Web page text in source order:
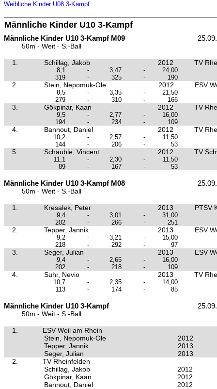
Weibliche Kinder U08 3-Kampf
Männliche Kinder U10 3-Kampf
Männliche Kinder U10 3-Kampf M09
50m - Weit - S.-Ball
1. Schillag, Jakob 2012 TV
8,1 - 3,47 -
24,00
319
- 325 - 190
2. Stein, Nepomuk-Ole 2012 ESV
8,5 - 3,35 -
21,50
279
- 310 - 166
3. Gökpinar, Kaan 2012 TV
9,5 - 2,77 -
16,00
194
- 234 - 109
4. Bannout, Daniel 2012 TV
10,2 - 2,57 -
11,50
144
- 206 - 53
5. Schäuble, Vincent 2012 TV
11,1 - 2,30 -
11,50
89
- 167 - 53
Männliche Kinder U10 3-Kampf M08
50m - Weit - S.-Ball
1. Kresalek, Peter 2013 PTSV
9,4 - 3,01 -
31,00
202
- 266 - 251
2. Tepper, Jannik 2013 ESV
9,2 - 3,21 -
15,00
218
- 292 - 97
3. Seger, Julian 2013 ESV
9,4 - 2,65 -
16,00
202
- 218 - 109
4. Suhr, Nevio 2013 TV
10,7 - 2,35 -
14,00
113
- 174 - 85
Männliche Kinder U10 3-Kampf
50m - Weit - S.-Ball
1.
ESV Weil am Rhein
Stein, Nepomuk-Ole
2012
Tepper, Jannik
2013
Seger, Julian
2013
2.
TV Rheinfelden
Schillag, Jakob
2012
Gökpinar, Kaan
2012
Bannout, Daniel
2012